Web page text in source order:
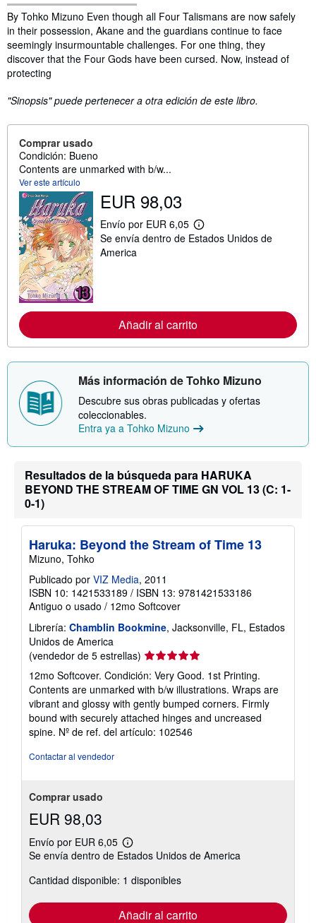
Sinopsis
By Tohko Mizuno Even though all Four Talismans are now safely
in their possession, Akane and the guardians continue to face
seemingly insurmountable challenges. For one thing, they
discover that the Four Gods have been cursed. Now, instead of
protecting
"Sinopsis" puede pertenecer a otra edición de este libro.
Comprar usado
Condición: Bueno
Contents are unmarked with b/w...
Ver este artículo
EUR 98,03
Envío por EUR 6,05
M
á
m
i
s
o
b
l
a
r
i
s
e
í
o
Se envía dentro de Estados Unidos de
America
Añadir al carrito
Más información de Tohko Mizuno
Descubre sus obras publicadas y ofertas
coleccionables.
Entra ya a Tohko Mizuno
Resultados de la búsqueda para HARUKA
BEYOND THE STREAM OF TIME GN VOL 13 (C: 1-
0-1)
Haruka: Beyond the Stream of Time 13
Mizuno, Tohko
Publicado por VIZ Media, 2011
ISBN 10: 1421533189 / ISBN 13: 9781421533186
Antiguo o usado / 12mo Softcover
Librería: Chamblin Bookmine, Jacksonville, FL, Estados
Unidos de America
(vendedor de 5 estrellas) Calificación
del
vendedor:
5
de
5
estrellas
12mo Softcover. Condición: Very Good. 1st Printing.
Contents are unmarked with b/w illustrations. Wraps are
vibrant and glossy with gently bumped corners. Firmly
bound with securely attached hinges and uncreased
spine. Nº de ref. del artículo: 102546
Contactar al vendedor
Comprar usado
EUR 98,03
Envío por EUR 6,05
Más
información
las
tarifas
envío
Se envía dentro de Estados Unidos de America
Cantidad disponible: 1 disponibles
Añadir al carrito